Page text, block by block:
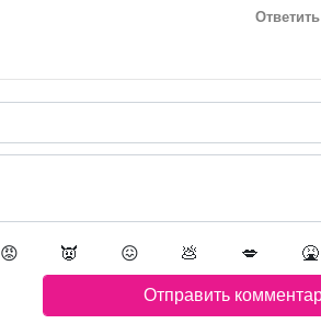
Ответить
😡 👿 😖 💩 💋 🤮